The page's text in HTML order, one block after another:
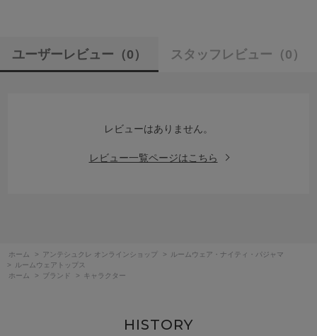
ユーザーレビュー （0） スタッフレビュー （0）
レビューはありません。
レビュー一覧ページはこちら
ホーム > アンテシュクレ オンラインショップ >
ルームウェア・ナイティ・パジャマ
>
ルームウェアトップス
ホーム
> ブランド > キャラクター
HISTORY